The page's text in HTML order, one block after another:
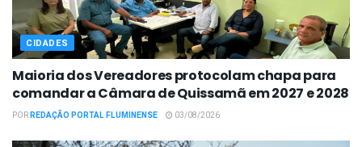
CIDADES
Maioria dos Vereadores protocolam chapa para
comandar a Câmara de Quissamã em 2027 e 2028
PORREDAÇÃO PORTAL FLUMINENSE 03/08/2026